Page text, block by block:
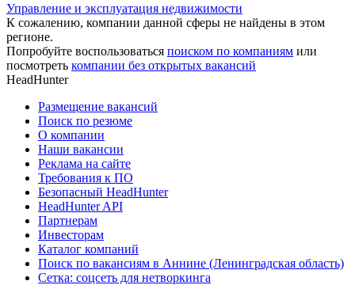
Управление и эксплуатация недвижимости
К сожалению, компании данной сферы не найдены в этом
регионе.
Попробуйте воспользоваться поиском по компаниям или
посмотреть компании без открытых вакансий
HeadHunter
Размещение вакансий
Поиск по резюме
О компании
Наши вакансии
Реклама на сайте
Требования к ПО
Безопасный HeadHunter
HeadHunter API
Партнерам
Инвесторам
Каталог компаний
Поиск по вакансиям в Аннине (Ленинградская область)
Сетка: соцсеть для нетворкинга